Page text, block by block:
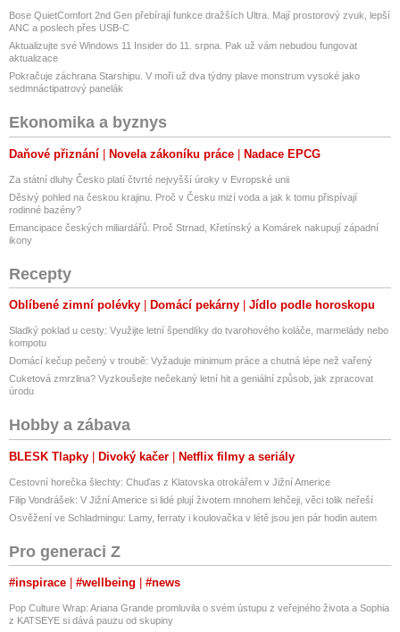
Bose QuietComfort 2nd Gen přebírají funkce dražších Ultra. Mají prostorový zvuk, lepší
ANC a poslech přes USB-C
Aktualizujte své Windows 11 Insider do 11. srpna. Pak už vám nebudou fungovat
aktualizace
Pokračuje záchrana Starshipu. V moři už dva týdny plave monstrum vysoké jako
sedmnáctipatrový panelák
Ekonomika a byznys
Daňové přiznání Novela zákoníku práce Nadace EPCG
Za státní dluhy Česko platí čtvrté nejvyšší úroky v Evropské unii
Děsivý pohled na českou krajinu. Proč v Česku mizí voda a jak k tomu přispívají
rodinné bazény?
Emancipace českých miliardářů. Proč Strnad, Křetínský a Komárek nakupují západní
ikony
Recepty
Oblíbené zimní polévky Domácí pekárny Jídlo podle horoskopu
Sladký poklad u cesty: Využijte letní špendlíky do tvarohového koláče, marmelády nebo
kompotu
Domácí kečup pečený v troubě: Vyžaduje minimum práce a chutná lépe než vařený
Cuketová zmrzlina? Vyzkoušejte nečekaný letní hit a geniální způsob, jak zpracovat
úrodu
Hobby a zábava
BLESK Tlapky Divoký kačer Netflix filmy a seriály
Cestovní horečka šlechty: Chuďas z Klatovska otrokářem v Jižní Americe
Filip Vondrášek: V Jižní Americe si lidé plují životem mnohem lehčeji, věci tolik neřeší
Osvěžení ve Schladmingu: Lamy, ferraty i koulovačka v létě jsou jen pár hodin autem
Pro generaci Z
#inspirace #wellbeing #news
Pop Culture Wrap: Ariana Grande promluvila o svém ústupu z veřejného života a Sophia
z KATSEYE si dává pauzu od skupiny